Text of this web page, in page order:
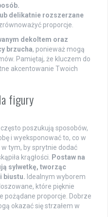
delikatnie rozszerzane
proporcje.
dekoltem oraz
brzucha, ponieważ mogą
Pamiętaj, że kluczem do
akcentowanie Twoich
figury
poszukują sposobów,
i wyeksponować to, co w
tym, by sprytnie dodać
krągłości.
Postaw na
sylwetkę, tworząc
biustu. Idealnym wyborem
które pięknie
pożądane proporcje. Dobrze
okazać się strzałem w